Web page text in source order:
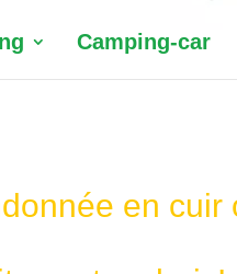
Camping-car
en cuir